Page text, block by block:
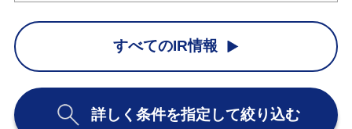
すべてのIR情報
詳しく条件を指定して絞り込む